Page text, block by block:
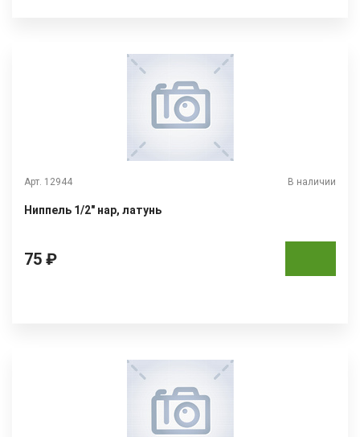
Арт. 12944 В наличии
Ниппель 1/2" нар, латунь
75 ₽